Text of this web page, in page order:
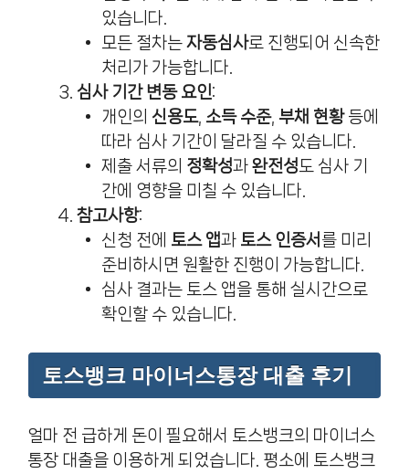
있습니다.
모든 절차는 자동심사로 진행되어 신속한
처리가 가능합니다.
심사 기간 변동 요인:
개인의 신용도, 소득 수준, 부채 현황등에
따라 심사 기간이 달라질 수 있습니다.
제출 서류의 정확성과 완전성 도 심사 기
간에 영향을 미칠 수 있습니다.
참고사항:
신청 전에 토스 앱과 토스 인증서 를 미리
준비하시면 원활한 진행이 가능합니다.
심사 결과는 토스 앱을 통해 실시간으로
확인할 수 있습니다.
토스뱅크 마이너스통장 대출 후기
얼마 전 급하게 돈이 필요해서 토스뱅크의 마이너스
통장 대출을 이용하게 되었습니다. 평소에 토스뱅크